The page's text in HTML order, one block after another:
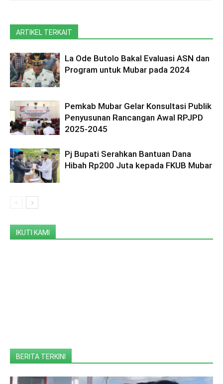
ARTIKEL TERKAIT
La Ode Butolo Bakal Evaluasi ASN dan
Program untuk Mubar pada 2024
Pemkab Mubar Gelar Konsultasi Publik
Penyusunan Rancangan Awal RPJPD
2025-2045
Pj Bupati Serahkan Bantuan Dana
Hibah Rp200 Juta kepada FKUB Mubar
IKUTI KAMI
BERITA TERKINI